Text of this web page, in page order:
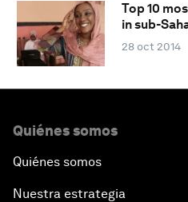
Top 10
in sub-
28 oct 2014
Quiénes somos
Quiénes somos
Nuestra estrategia